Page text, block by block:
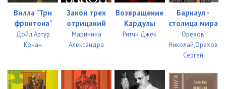
030_Nazhyvka 08:28
031_Nazhyvka 08:15
032_Nazhyvka 09:42
034_Nazhyvka 08:33
Вилла "Три
фронтона"
Дойл Артур
Конан
Закон трех
отрицаний
Маринина
Александра
Возвращение
Кардулы
Ритчи Джек
Барнаул -
столица мира
Орехов
Николай,Орехов
Сергей